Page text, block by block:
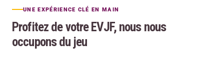
UNE EXPÉRIENCE CLÉ EN MAIN
Profitez de votre EVJF, nous nous
occupons du jeu